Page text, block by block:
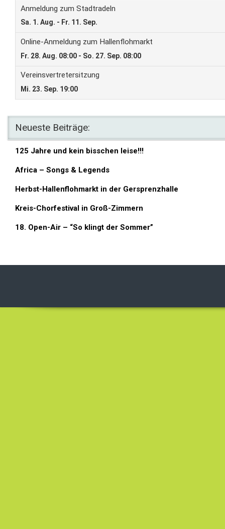
Neueste Beiträge:
125 Jahre und kein bisschen leise!!!
Africa – Songs & Legends
Herbst-Hallenflohmarkt in der Gersprenzhalle
Kreis-Chorfestival in Groß-Zimmern
18. Open-Air – “So klingt der Sommer”